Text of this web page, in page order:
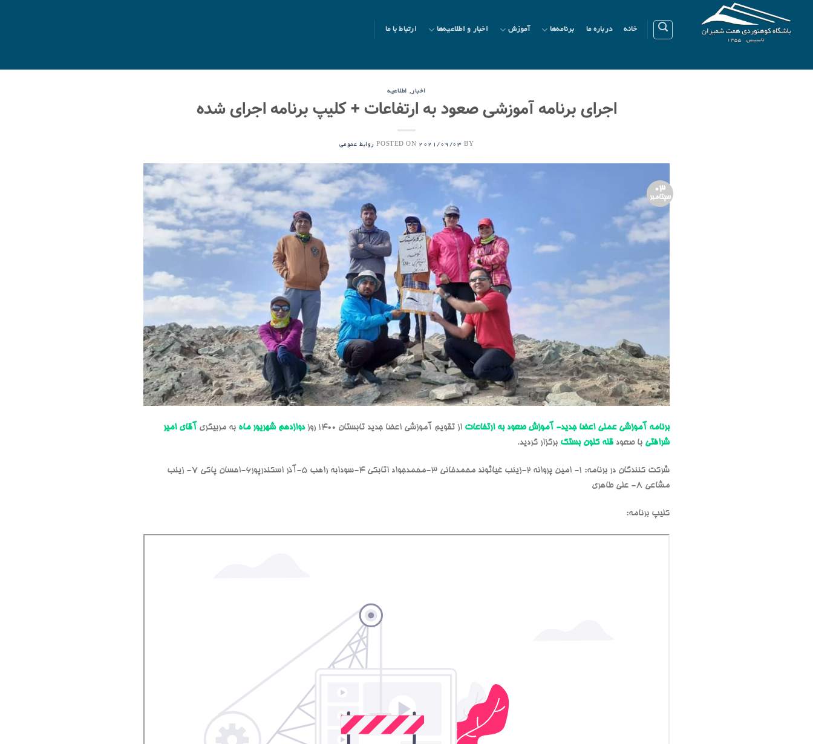
content
خانه درباره ما برنامه‌ها آموزش اخبار و اطلاعیه‌ها ارتباط با ما
اخبار, اطلاعیه
اجرای برنامه آموزشی صعود به ارتفاعات + کلیپ برنامه اجرای شده
POSTED ON 2021/09/03 BY روابط عمومی
03
سپتامبر
برنامه آموزشی عملی اعضا جدید- آموزش صعود به ارتفاعات از تقویم آموزشی اعضا جدید تابستان 1400 روز دوازدهم شهریور ماه به مربیگری آقای امیر
شرافتی با صعودقله کلون بستک برگزار گردید.
شرکت کنندگان در برنامه:
۱- امین پروانه ۲-زینب غیاثوند محمدخانی ۳-محمدجواد اتابکی ۴-سودابه راهب ۵-آذر اسکندرپور۶-احسان پاکی ۷- زینب
مشاعی ۸- علی طاهری
کلیپ برنامه: